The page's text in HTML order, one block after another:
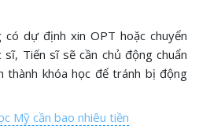
dự định xin OPT hoặc chuyển
Tiến sĩ sẽ cần chủ động chuẩn
khóa học để tránh bị động
Mỹ cần bao nhiêu tiền